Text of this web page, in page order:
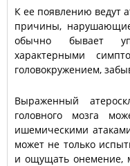
К ее появлению ведут
причины,
обычно бывает
характерными
головокружением,
Выраженный
головного мозга
ишемическими
может не только
и ощущать онемение,